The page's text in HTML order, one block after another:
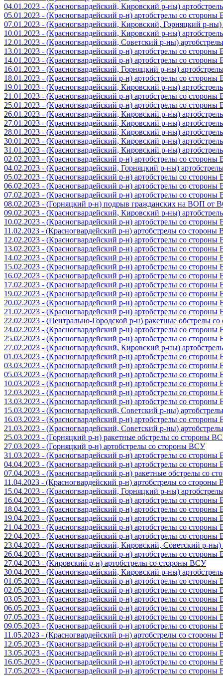
04.01.2023 - (Красногвардейский, Кировский р-ны)
05.01.2023 - (Красногвардейский р-н) артобстрелы со
07.01.2023 - (Красногвардейский, Кировский, Горняцкий р-
10.01.2023 - (Красногвардейский, Кировский р-ны)
12.01.2023 - (Красногвардейский, Советский р-ны)
13.01.2023 - (Красногвардейский р-н) артобстрелы со
14.01.2023 - (Красногвардейский р-н) артобстрелы со
16.01.2023 - (Красногвардейский, Горняцкий р-ны)
18.01.2023 - (Красногвардейский р-н) артобстрелы со
19.01.2023 - (Красногвардейский, Кировский р-ны)
21.01.2023 - (Красногвардейский р-н) артобстрелы со
25.01.2023 - (Красногвардейский р-н) артобстрелы со
26.01.2023 - (Красногвардейский, Кировский р-ны)
27.01.2023 - (Красногвардейский, Кировский р-ны)
28.01.2023 - (Красногвардейский, Кировский р-ны)
30.01.2023 - (Красногвардейский, Кировский р-ны)
31.01.2023 - (Красногвардейский, Кировский р-ны)
02.02.2023 - (Красногвардейский р-н) артобстрелы со
04.02.2023 - (Красногвардейский, Горняцкий р-ны)
05.02.2023 - (Красногвардейский р-н) артобстрелы со
06.02.2023 - (Красногвардейский р-н) артобстрелы со
07.02.2023 - (Красногвардейский р-н) артобстрелы со
08.02.2023 - (Горняцкий р-н) подрыв гражданских на ВОП от
09.02.2023 - (Красногвардейский, Кировский р-ны)
10.02.2023 - (Красногвардейский р-н) артобстрелы со
11.02.2023 - (Красногвардейский р-н) артобстрелы со стороны
12.02.2023 - (Красногвардейский р-н) артобстрелы со
13.02.2023 - (Красногвардейский р-н) артобстрелы со
14.02.2023 - (Красногвардейский р-н) артобстрелы со
15.02.2023 - (Красногвардейский р-н) артобстрелы со
16.02.2023 - (Красногвардейский р-н) артобстрелы со
17.02.2023 - (Красногвардейский р-н) артобстрелы со
19.02.2023 - (Красногвардейский р-н) артобстрелы со
20.02.2023 - (Красногвардейский р-н) артобстрелы со
21.02.2023 - (Красногвардейский р-н) артобстрелы со
22.02.2023 - (Центрально-Городской р-н) ракетные обстрелы
24.02.2023 - (Красногвардейский р-н) артобстрелы со
25.02.2023 - (Красногвардейский р-н) артобстрелы со
27.02.2023 - (Красногвардейский, Кировский р-ны)
01.03.2023 - (Красногвардейский р-н) артобстрелы со
03.03.2023 - (Красногвардейский р-н) артобстрелы со
05.03.2023 - (Красногвардейский р-н) артобстрелы со
10.03.2023 - (Красногвардейский р-н) артобстрелы со
12.03.2023 - (Красногвардейский р-н) артобстрелы со
13.03.2023 - (Красногвардейский р-н) артобстрелы со
15.03.2023 - (Красногвардейский, Советский р-ны)
16.03.2023 - (Красногвардейский р-н) артобстрелы со
21.03.2023 - (Красногвардейский, Советский р-ны)
25.03.2023 - (Горняцкий р-н) ракетные обстрелы со стороны
27.03.2023 - (Горняцкий р-н) артобстрелы со стороны ВСУ
31.03.2023 - (Красногвардейский р-н) артобстрелы со
04.04.2023 - (Красногвардейский р-н) артобстрелы со
07.04.2023 - (Красногвардейский р-н) ракетные обстрелы со
11.04.2023 - (Красногвардейский р-н) артобстрелы со стороны
15.04.2023 - (Красногвардейский, Горняцкий р-ны)
16.04.2023 - (Красногвардейский р-н) артобстрелы со
18.04.2023 - (Красногвардейский р-н) артобстрелы со
19.04.2023 - (Красногвардейский р-н) артобстрелы со
21.04.2023 - (Красногвардейский р-н) артобстрелы со
22.04.2023 - (Красногвардейский р-н) артобстрелы со
23.04.2023 - (Красногвардейский, Кировский, Советский р-
26.04.2023 - (Красногвардейский р-н) артобстрелы со
27.04.2023 - (Кировский р-н) артобстрелы со стороны ВСУ
30.04.2023 - (Красногвардейский, Кировский р-ны)
01.05.2023 - (Красногвардейский р-н) артобстрелы со
02.05.2023 - (Красногвардейский р-н) артобстрелы со
03.05.2023 - (Красногвардейский р-н) артобстрелы со
06.05.2023 - (Красногвардейский р-н) артобстрелы со
07.05.2023 - (Красногвардейский р-н) артобстрелы со
09.05.2023 - (Красногвардейский р-н) артобстрелы со
11.05.2023 - (Красногвардейский р-н) артобстрелы со стороны
12.05.2023 - (Красногвардейский р-н) артобстрелы со
13.05.2023 - (Красногвардейский р-н) артобстрелы со
16.05.2023 - (Красногвардейский р-н) артобстрелы со
17.05.2023 - (Красногвардейский р-н) артобстрелы со